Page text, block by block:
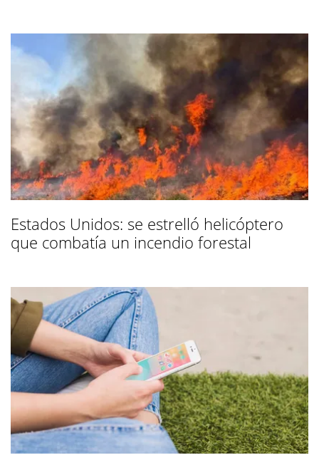
Estados Unidos: se estrelló helicóptero
que combatía un incendio forestal